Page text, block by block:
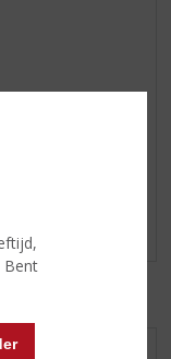
Bent
product